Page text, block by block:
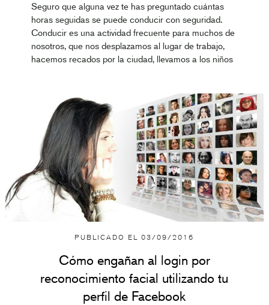
Seguro que alguna vez te has preguntado cuántas
horas seguidas se puede conducir con seguridad.
Conducir es una actividad frecuente para muchos de
nosotros, que nos desplazamos al lugar de trabajo,
hacemos recados por la ciudad, llevamos a los niños
PUBLICADO EL03/09/2016
Cómo engañan al login por
reconocimiento facial utilizando tu
perfil de Facebook